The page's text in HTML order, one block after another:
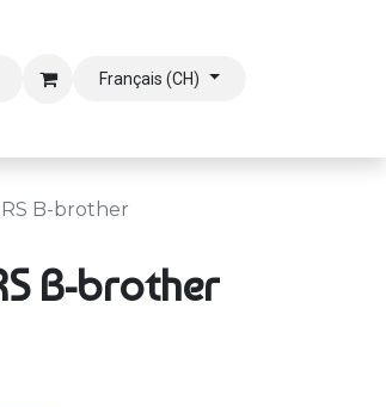
Français (CH)
B-brother
B-brother